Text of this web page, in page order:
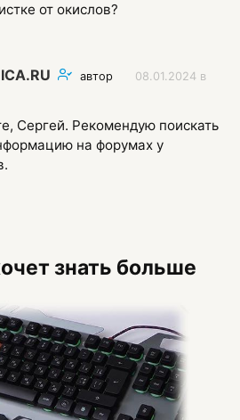
от окислов?
автор
08.01.2024 в
Сергей. Рекомендую поискать
на форумах у
знать больше